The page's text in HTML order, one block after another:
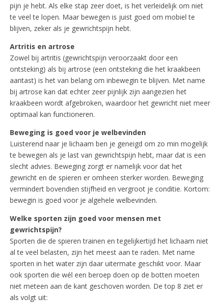
pijn je hebt. Als elke stap zeer doet, is het verleidelijk om niet
te veel te lopen. Maar bewegen is juist goed om mobiel te
blijven, zeker als je gewrichtspijn hebt.
Artritis en artrose
Zowel bij artritis (gewrichtspijn veroorzaakt door een
ontsteking) als bij artrose (een ontsteking die het kraakbeen
aantast) is het van belang om inbewegin te blijven. Met name
bij artrose kan dat echter zeer pijnlijk zijn aangezien het
kraakbeen wordt afgebroken, waardoor het gewricht niet meer
optimaal kan functioneren.
Beweging is goed voor je welbevinden
Luisterend naar je lichaam ben je geneigd om zo min mogelijk
te bewegen als je last van gewrichtspijn hebt, maar dat is een
slecht advies. Beweging zorgt er namelijk voor dat het
gewricht en de spieren er omheen sterker worden. Beweging
vermindert bovendien stijfheid en vergroot je conditie. Kortom:
bewegin is goed voor je algehele welbevinden.
Welke sporten zijn goed voor mensen met
gewrichtspijn?
Sporten die de spieren trainen en tegelijkertijd het lichaam niet
al te veel belasten, zijn het meest aan te raden. Met name
sporten in het water zijn daar uitermate geschikt voor. Maar
ook sporten die wél een beroep doen op de botten moeten
niet meteen aan de kant geschoven worden. De top 8 ziet er
als volgt uit: